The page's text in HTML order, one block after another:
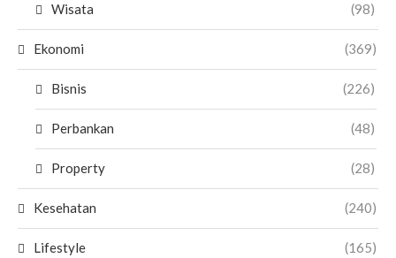
Wisata (98)
Ekonomi (369)
Bisnis (226)
Perbankan (48)
Property (28)
Kesehatan (240)
Lifestyle (165)